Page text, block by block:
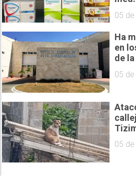
05
Ha
en
de
05
05